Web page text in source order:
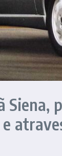
Siena,